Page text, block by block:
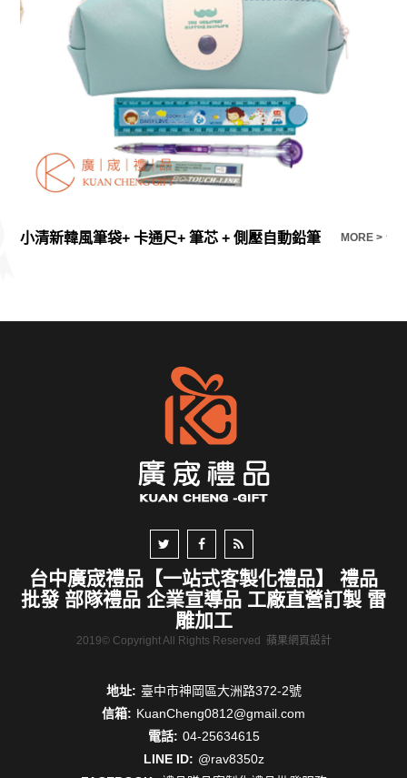
小清新韓風筆袋+ 卡通尺+ 筆芯 + 側壓自動鉛筆 MORE > 便
台中廣宬禮品【一站式客製化禮品】 禮品
批發 部隊禮品 企業宣導品 工廠直營訂製 雷
雕加工
2019© Copyright All Rights Reserved 蘋果網頁設計
地址: 臺中市神岡區大洲路372-2號
信箱: KuanCheng0812@gmail.com
電話: 04-25634615
LINE ID: @rav8350z